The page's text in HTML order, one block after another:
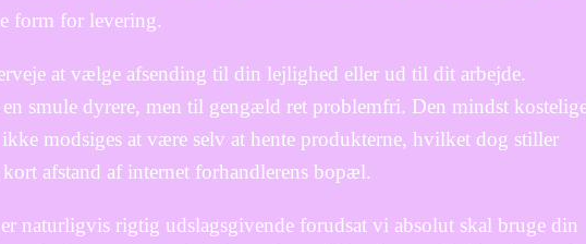
form for levering.
at vælge afsending til din lejlighed eller ud til dit arbejde.
en smule dyrere, men til gengæld ret problemfri. Den mindst
modsiges at være selv at hente produkterne, hvilket dog stiller
afstand af internet forhandlerens bopæl.
naturligvis rigtig udslagsgivende forudsat vi absolut skal bruge din